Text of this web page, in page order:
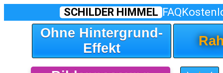
SCHILDER HIMMEL FAQ
Ohne Hintergrund-
Effekt